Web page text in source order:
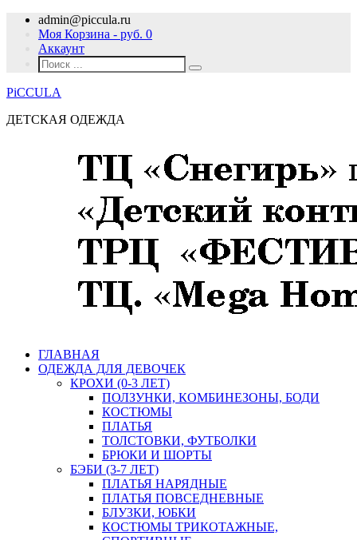
admin@piccula.ru
Моя Корзина - руб. 0
Аккаунт
PiCCULA
ДЕТСКАЯ ОДЕЖДА
ГЛАВНАЯ
ОДЕЖДА ДЛЯ ДЕВОЧЕК
КРОХИ (0-3 ЛЕТ)
ПОЛЗУНКИ, КОМБИНЕЗОНЫ, БОДИ
КОСТЮМЫ
ПЛАТЬЯ
ТОЛСТОВКИ, ФУТБОЛКИ
БРЮКИ И ШОРТЫ
БЭБИ (3-7 ЛЕТ)
ПЛАТЬЯ НАРЯДНЫЕ
ПЛАТЬЯ ПОВСЕДНЕВНЫЕ
БЛУЗКИ, ЮБКИ
КОСТЮМЫ ТРИКОТАЖНЫЕ,